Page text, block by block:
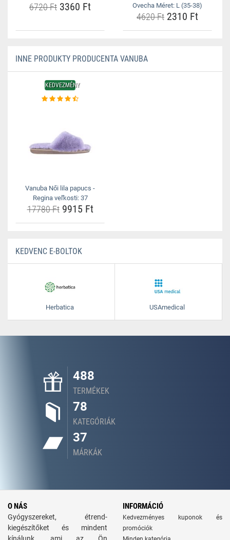
6720 Ft 3360 Ft
Ovecha Méret: L (35-38)
4620 Ft 2310 Ft
INNE PRODUKTY PRODUCENTA VANUBA
KEDVEZMÉNY
Vanuba Női lila papucs -
Regina veľkosti: 37
17780 Ft9915 Ft
KEDVENC E-BOLTOK
Herbatica USAmedical
488
TERMÉKEK
78
KATEGÓRIÁK
37
MÁRKÁK
O NÁS
Gyógyszereket, étrend-
kiegészítőket és mindent
INFORMÁCIÓ
Kedvezményes kuponok és
promóciók